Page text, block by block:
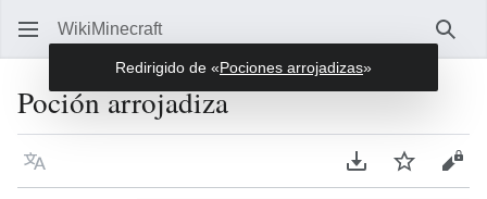
WikiMinecraft
Poción arrojadiza
Idioma Descargar en
VigilarVer
Redirigido de «Pociones arrojadizas»